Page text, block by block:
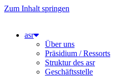
Zum Inhalt springen
asr
Über uns
Präsidium / Ressorts
Struktur des asr
Geschäftsstelle